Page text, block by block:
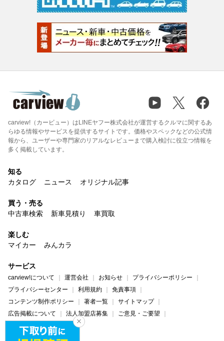
carview!（カービュー）はLINEヤフー株式会社が運営するクルマに関するあ
らゆる情報やサービスを提供するサイトです。価格やスペックなどの公式情
報から、ユーザーや専門家のリアルなレビューまで購入検討に役立つ情報を
多く掲載しています。
知る
カタログ
ニュース オリジナル記事
買う・売る
中古車検索
新車見積り 車買取
楽しむ
マイカー
みんカラ
サービス
carview!について 運営会社 お知らせ
プライバシーポリシー
プライバシーセンター
利用規約
免責事項
コンテンツ制作ポリシー
著者一覧
サイトマップ
広告掲載について
法人加盟店募集
ご意見・ご要望
ヘルプ・お問い合わせ